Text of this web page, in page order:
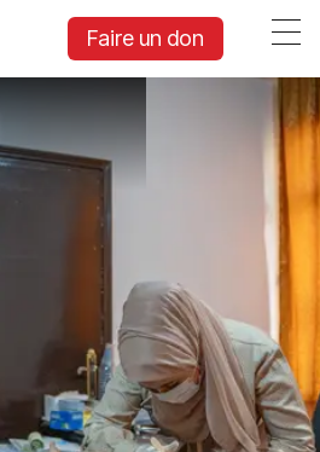
Faire un don